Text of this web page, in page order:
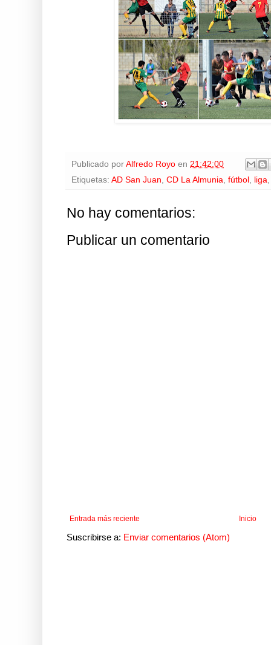
Publicado por Alfredo Royo en 21:42:00
Etiquetas: AD San Juan, CD La Almunia, fútbol , liga
No hay comentarios:
Publicar un comentario
Entrada más reciente Inicio
Suscribirse a: Enviar comentarios (Atom)